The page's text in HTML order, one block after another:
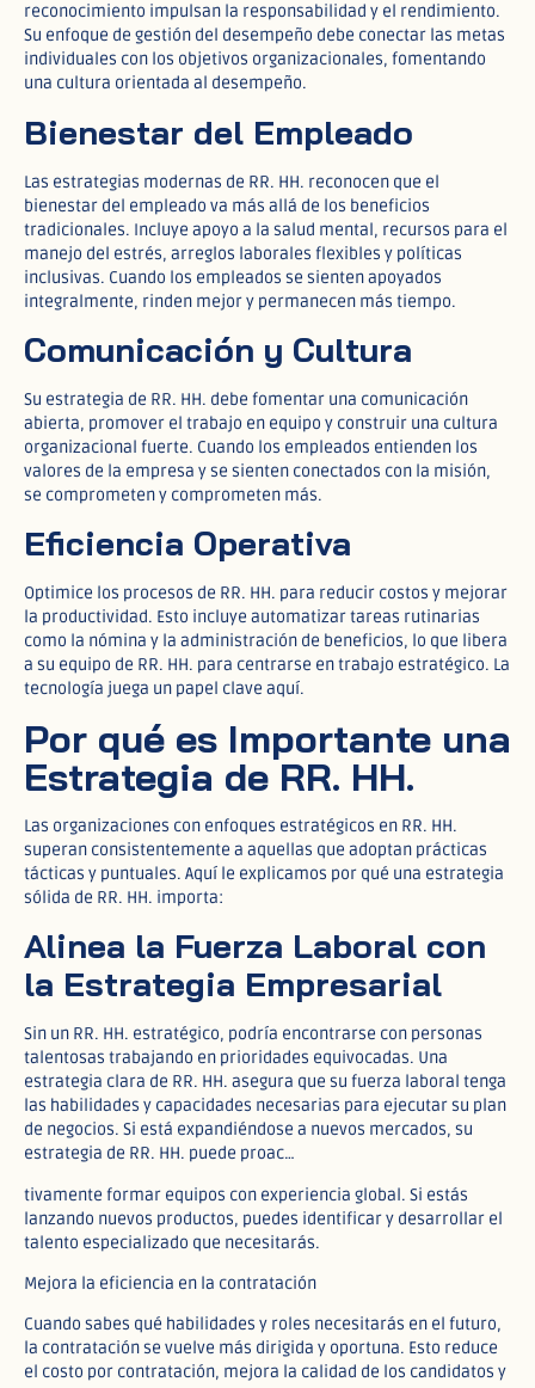
reconocimiento impulsan la responsabilidad y el rendimiento.
Su enfoque de gestión del desempeño debe conectar las metas
individuales con los objetivos organizacionales, fomentando
una cultura orientada al desempeño.
Bienestar del Empleado
Las estrategias modernas de RR. HH. reconocen que el
bienestar del empleado va más allá de los beneficios
tradicionales. Incluye apoyo a la salud mental, recursos para el
manejo del estrés, arreglos laborales flexibles y políticas
inclusivas. Cuando los empleados se sienten apoyados
integralmente, rinden mejor y permanecen más tiempo.
Comunicación y Cultura
Su estrategia de RR. HH. debe fomentar una comunicación
abierta, promover el trabajo en equipo y construir una cultura
organizacional fuerte. Cuando los empleados entienden los
valores de la empresa y se sienten conectados con la misión,
se comprometen y comprometen más.
Eficiencia Operativa
Optimice los procesos de RR. HH. para reducir costos y mejorar
la productividad. Esto incluye automatizar tareas rutinarias
como la nómina y la administración de beneficios, lo que libera
a su equipo de RR. HH. para centrarse en trabajo estratégico. La
tecnología juega un papel clave aquí.
Por qué es Importante una
Estrategia de RR. HH.
Las organizaciones con enfoques estratégicos en RR. HH.
superan consistentemente a aquellas que adoptan prácticas
tácticas y puntuales. Aquí le explicamos por qué una estrategia
sólida de RR. HH. importa:
Alinea la Fuerza Laboral con
la Estrategia Empresarial
Sin un RR. HH. estratégico, podría encontrarse con personas
talentosas trabajando en prioridades equivocadas. Una
estrategia clara de RR. HH. asegura que su fuerza laboral tenga
las habilidades y capacidades necesarias para ejecutar su plan
de negocios. Si está expandiéndose a nuevos mercados, su
estrategia de RR. HH. puede proac…
tivamente formar equipos con experiencia global. Si estás
lanzando nuevos productos, puedes identificar y desarrollar el
talento especializado que necesitarás.
Mejora la eficiencia en la contratación
Cuando sabes qué habilidades y roles necesitarás en el futuro,
la contratación se vuelve más dirigida y oportuna. Esto reduce
el costo por contratación, mejora la calidad de los candidatos y